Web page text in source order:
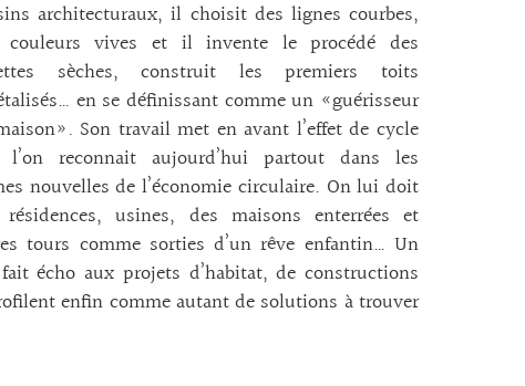
architecturaux, il choisit des lignes courbes,
couleurs vives et il invente le procédé des
sèches, construit les premiers toits
en se définissant comme un «guérisseur
Son travail met en avant l’effet de cycle
l’on reconnait aujourd’hui partout dans les
nouvelles de l’économie circulaire. On lui doit
usines, des maisons enterrées et
tours comme sorties d’un rêve enfantin… Un
écho aux projets d’habitat, de constructions
enfin comme autant de solutions à trouver